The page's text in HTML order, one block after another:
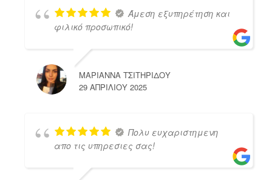
Άμεση εξυπηρέτηση και
φιλικό προσωπικό!
ΜΑΡΙΑΝΝΑ ΤΣΙΤΗΡΙΔΟΥ
29 ΑΠΡΙΛΊΟΥ 2025
Πολυ ευχαριστημενη
απο τις υπηρεσιες σας!